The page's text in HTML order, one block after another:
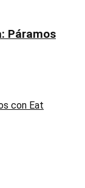
Páramos
con Eat